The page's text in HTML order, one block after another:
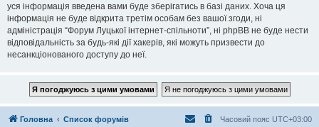
уся інформація введена вами буде зберігатись в базі даних. Хоча ця
інформація не буде відкрита третім особам без вашої згоди, ні
адміністрація “Форум Луцької інтернет-спільноти”, ні phpBB не буде нести
відповідальність за будь-які дії хакерів, які можуть призвести до
несанкціонованого доступу до неї.
Головна Список форумів Часовий пояс UTC+03:00